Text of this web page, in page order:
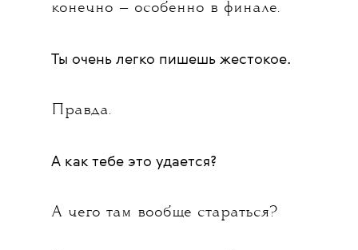
конечно — особенно в финале.
Ты очень легко пишешь жестокое.
Правда.
А как тебе это удается?
А чего там вообще стараться?